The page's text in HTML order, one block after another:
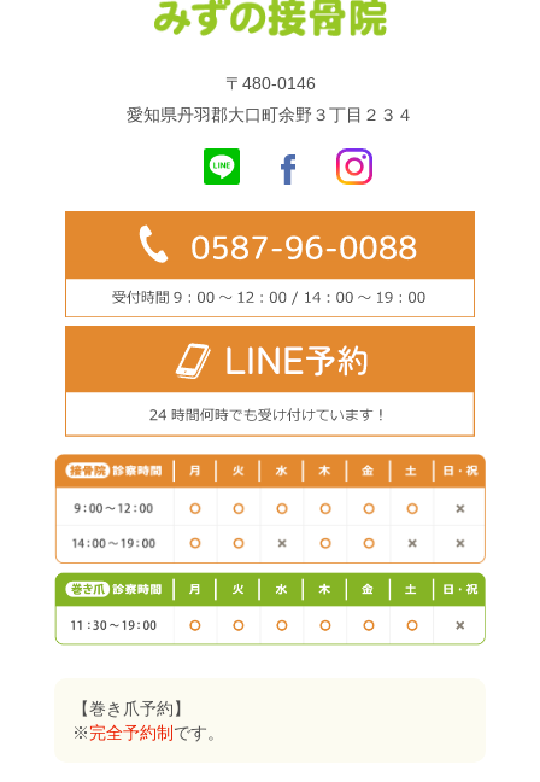
〒480-0146
愛知県丹羽郡大口町余野３丁目２３４
【巻き爪予約】
※完全予約制 です。